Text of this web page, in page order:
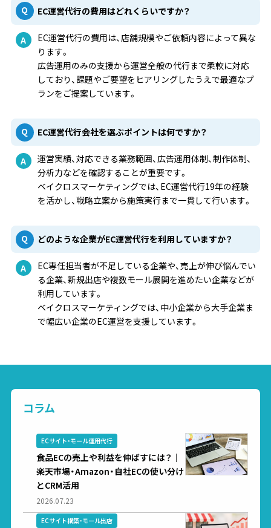
EC運営代行の費用はどれくらいですか？
EC運営代行の費用は、店舗規模やご依頼内容によって異な
ります。
広告運用のみの支援から運営全般の代行まで柔軟に対応
しており、課題やご要望をヒアリングしたうえで最適なプ
ランをご提案しています。
EC運営代行会社を選ぶポイントは何ですか？
運営実績、対応できる業務範囲、広告運用体制、制作体制、
分析力などを確認することが重要です。
ベイクロスマーケティングでは、EC運営代行19年の経験
を活かし、戦略立案から施策実行まで一貫して行います。
どのような企業がEC運営代行を利用していますか？
EC専任担当者が不足している企業や、売上が伸び悩んでい
る企業、新規出店や複数モール展開を進めたい企業などが
利用しています。
ベイクロスマーケティングでは、中小企業から大手企業ま
で幅広い企業のEC運営を支援しています。
コラム
ECサイト・モール運用代行
食品ECの売上や利益を伸ばすには？｜
楽天市場・Amazon・自社ECの使い分け
とCRM活用
2026.07.23
ECサイト構築・モール出店